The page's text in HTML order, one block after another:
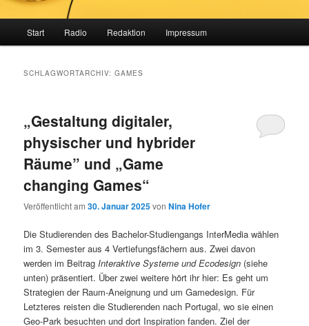
Start Radio Redaktion Impressum
SCHLAGWORTARCHIV:GAMES
„Gestaltung digitaler,
physischer und hybrider
Räume” und „Game
changing Games“
Veröffentlicht am30. Januar 2025vonNina Hofer
Die Studierenden des Bachelor-Studiengangs InterMedia wählen
im 3. Semester aus 4 Vertiefungsfächern aus. Zwei davon
werden im BeitragInteraktive Systeme und Ecodesign (siehe
unten) präsentiert. Über zwei weitere hört ihr hier: Es geht um
Strategien der Raum-Aneignung und um Gamedesign. Für
Letzteres reisten die Studierenden nach Portugal, wo sie einen
Geo-Park besuchten und dort Inspiration fanden. Ziel der